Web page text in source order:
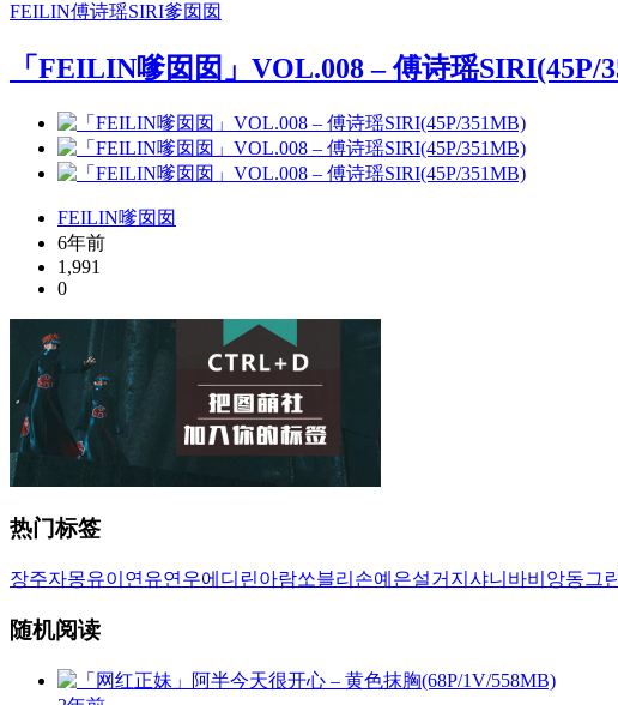
FEILIN傅诗瑶SIRI爹囡囡
「FEILIN嗲囡囡」VOL.008 – 傅诗瑶SIRI(45P/
FEILIN嗲囡囡
6年前
1,991
0
热门标签
장주자몽유이 연유연우에디린아람쏘블리 손예은설거지 샤니 바비앙동그
随机阅读